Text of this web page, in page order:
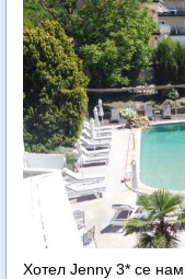
Хотел Jenny 3* се